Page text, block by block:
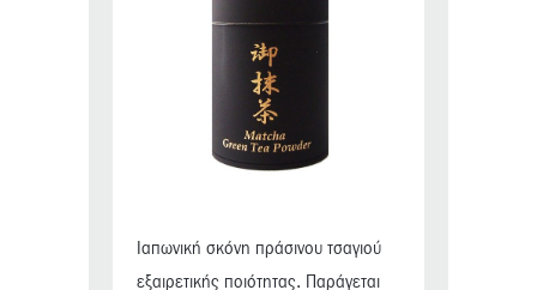
Ιαπωνική σκόνη πράσινου τσαγιού
εξαιρετικής ποιότητας. Παράγεται